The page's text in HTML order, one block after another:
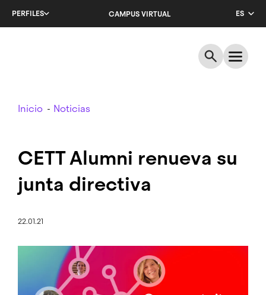
PERFILES CAMPUS VIRTUAL
ES
EN
Breadcrumb
Inicio Noticias
CETT Alumni renueva su
junta directiva
22.01.21